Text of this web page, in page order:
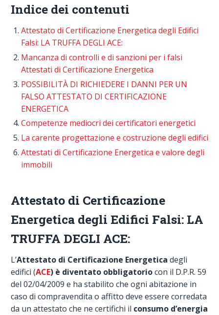
Indice dei contenuti
Attestato di Certificazione Energetica degli Edifici
Falsi: LA TRUFFA DEGLI ACE:
Mancanza di controlli e di sanzioni per i falsi
Attestati di Certificazione Energetica
POSSIBILITÀ DI RICHIEDERE I DANNI PER UN
FALSO ATTESTATO DI CERTIFICAZIONE
ENERGETICA
Competenze mediocri dei certificatori energetici
La carente progettazione e costruzione degli edifici
Attestati di Certificazione Energetica e valore degli
immobili
Attestato di Certificazione
Energetica degli Edifici Falsi: LA
TRUFFA DEGLI ACE:
L’Attestato di Certificazione Energetica degli
edifici (ACE) è diventato obbligatoriocon il D.P.R. 59
del 02/04/2009 e ha stabilito che ogni abitazione in
caso di compravendita o affitto deve essere corredata
da un attestato che ne certifichi il consumo d’energia